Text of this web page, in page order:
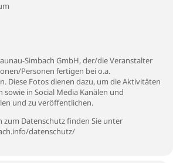
Simbach GmbH, der/die Veranstalter
Personen fertigen bei o.a.
Diese Fotos dienen dazu, um die Aktivitäten
sowie in Social Media Kanälen und
und zu veröffentlichen.
Datenschutz finden Sie unter
datenschutz/